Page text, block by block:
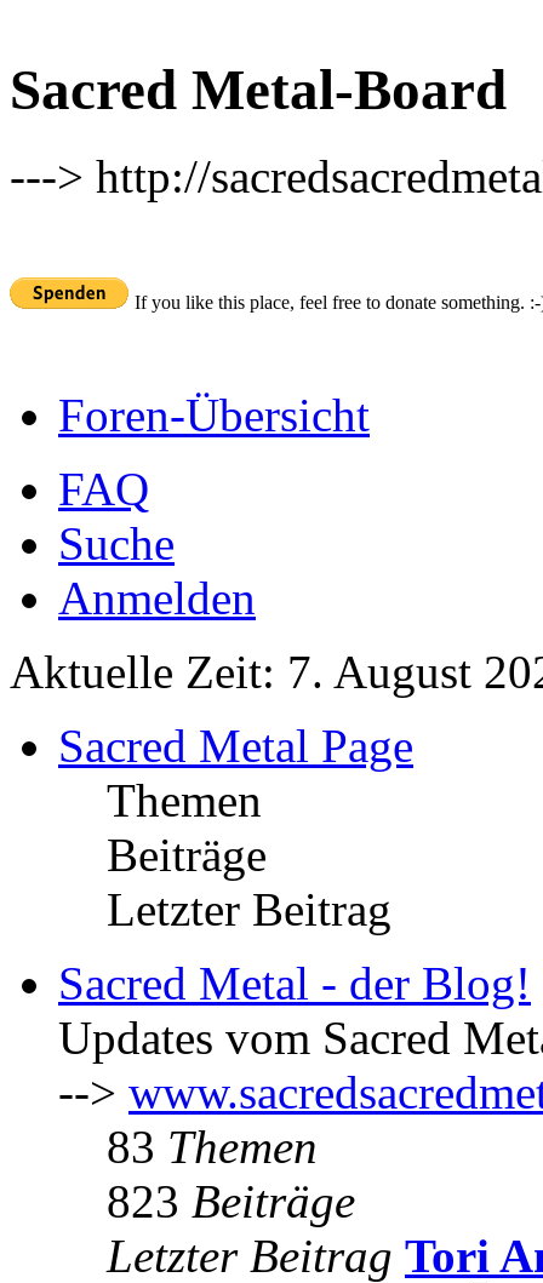
Sacred Metal-Board
---> http://
If you like this place, feel free to donate something.
Foren-Übersicht
FAQ
Suche
Anmelden
Aktuelle Zeit: 7. August
Sacred Metal Page
Themen
Beiträge
Letzter Beitrag
Sacred Metal - der Blog!
Updates vom Sacred
-->
83 Themen
823 Beiträge
Letzter Beitrag Tori